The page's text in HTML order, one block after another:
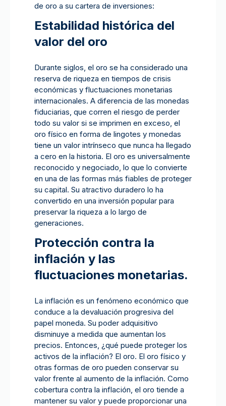
de oro a su cartera de inversiones:
Estabilidad histórica del
valor del oro
Durante siglos, el oro se ha considerado una
reserva de riqueza en tiempos de crisis
económicas y fluctuaciones monetarias
internacionales. A diferencia de las monedas
fiduciarias, que corren el riesgo de perder
todo su valor si se imprimen en exceso, el
oro físico en forma de lingotes y monedas
tiene un valor intrínseco que nunca ha llegado
a cero en la historia. El oro es universalmente
reconocido y negociado, lo que lo convierte
en una de las formas más fiables de proteger
su capital. Su atractivo duradero lo ha
convertido en una inversión popular para
preservar la riqueza a lo largo de
generaciones.
Protección contra la
inflación y las
fluctuaciones monetarias.
La inflación es un fenómeno económico que
conduce a la devaluación progresiva del
papel moneda. Su poder adquisitivo
disminuye a medida que aumentan los
precios. Entonces, ¿qué puede proteger los
activos de la inflación? El oro. El oro físico y
otras formas de oro pueden conservar su
valor frente al aumento de la inflación. Como
cobertura contra la inflación, el oro tiende a
mantener su valor y puede proporcionar una